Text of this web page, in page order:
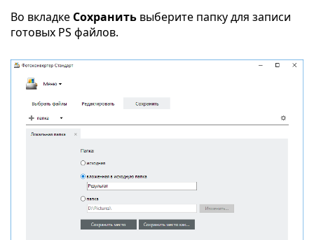
Во вкладке Сохранить выберите папку для записи
готовых PS файлов.